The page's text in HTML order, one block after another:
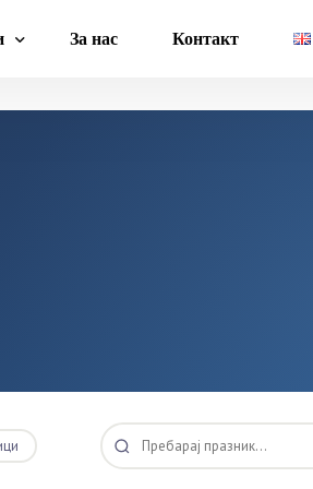
За нас Контакт